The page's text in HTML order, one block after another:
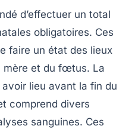
d’effectuer un total
obligatoires. Ces
faire un état des lieux
mère et du fœtus. La
lieu avant la fin du
comprend divers
sanguines. Ces